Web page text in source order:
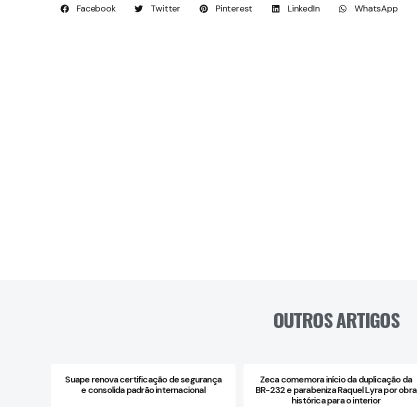
Facebook
Twitter Pinterest LinkedIn WhatsApp
OUTROS ARTIGOS
Suape renova certificação de segurança
e consolida padrão internacional
Zeca comemora início da duplicação da
BR-232 e parabeniza Raquel Lyra por obra
histórica para o interior